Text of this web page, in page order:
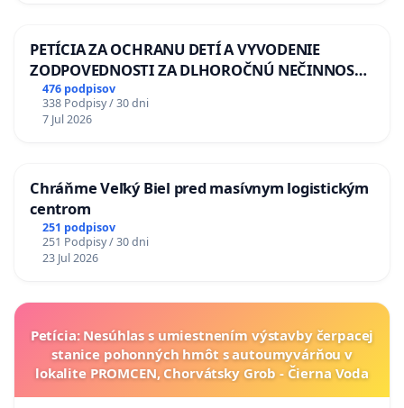
PETÍCIA ZA OCHRANU DETÍ A VYVODENIE
ZODPOVEDNOSTI ZA DLHOROČNÚ NEČINNOSŤ
A ZLYHANIE ŠTÁTU
476 podpisov
338 Podpisy / 30 dni
7 Jul 2026
Chráňme Veľký Biel pred masívnym logistickým
centrom
251 podpisov
251 Podpisy / 30 dni
23 Jul 2026
Petícia: Nesúhlas s umiestnením výstavby čerpacej
stanice pohonných hmôt s autoumyvárňou v
lokalite PROMCEN, Chorvátsky Grob - Čierna Voda